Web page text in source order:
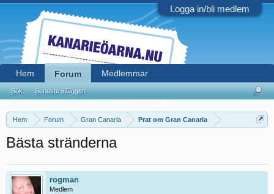
Logga in/bli medlem
Hem Forum Gran Canaria Prat om Gran Canaria
Bästa stränderna
rogman
Medlem
Hem Forum
Sök Senaste inläggen
Medlemmar